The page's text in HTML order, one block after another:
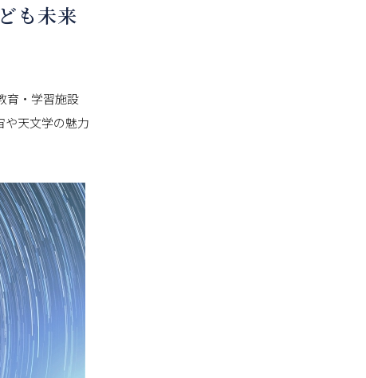
も未来
育・学習施設
や天文学の魅力